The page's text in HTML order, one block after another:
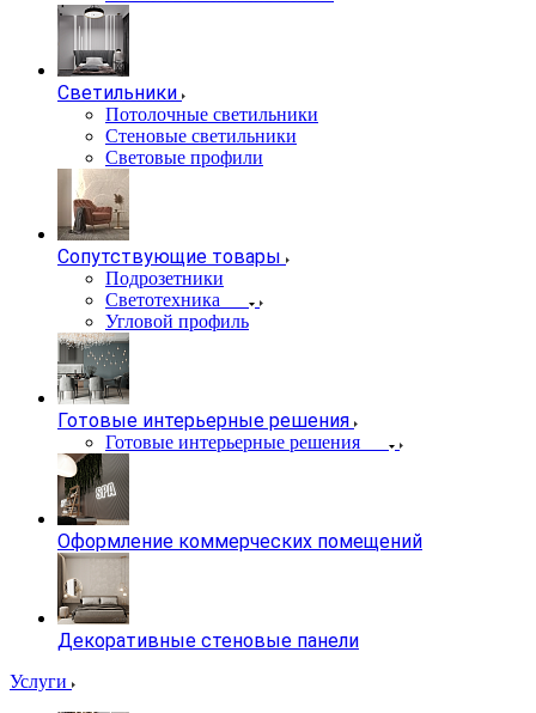
Светильники
Потолочные светильники
Стеновые светильники
Световые профили
Сопутствующие товары
Подрозетники
Светотехника
Угловой профиль
Готовые интерьерные решения
Готовые интерьерные решения
Оформление коммерческих помещений
Декоративные стеновые панели
Услуги